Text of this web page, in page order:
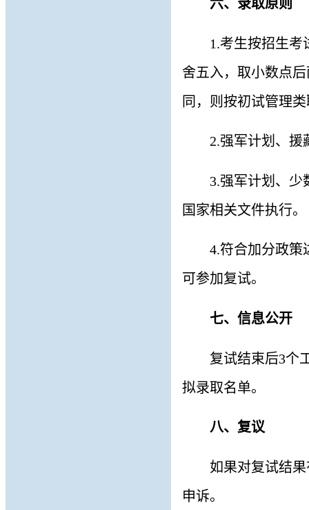
六、录取原则
1.考生按招生考
舍五入，取小数点
同，则按初试管理
2.强军计划、援
3.强军计划、少
国家相关文件执行。
4.符合加分政策
可参加复试。
七、信息公开
复试结束后3个
拟录取名单。
八、复议
如果对复试结
申诉。